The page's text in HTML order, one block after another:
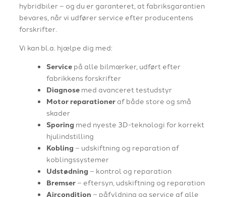
hybridbiler – og du er garanteret, at fabriksgarantien
bevares, når vi udfører service efter producentens
forskrifter.
Vi kan bl.a. hjælpe dig med:
Service på alle bilmærker, udført efter
fabrikkens forskrifter
Diagnose med avanceret testudstyr
Motor reparationer af både store og små
skader
Sporing med nyeste 3D-teknologi for korrekt
hjulindstilling
Kobling – udskiftning og reparation af
koblingssystemer
Udstødning – kontrol og reparation
Bremser – eftersyn, udskiftning og reparation
Aircondition – påfyldning og service af alle